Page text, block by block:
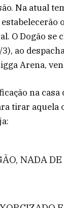
Na atual
O Dogão se
ao
Arena,
na casa
tirar aquela
NADA